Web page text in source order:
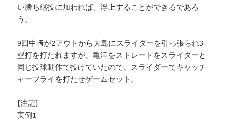
い勝ち継投に加われば、浮上することができるであろ
う。
9回中﨑が2アウトから大島にスライダーを引っ張られ3
塁打を打たれますが、亀澤をストレートをスライダーと
同じ投球動作で投げていたので、スライダーでキャッチ
ャーフライを打たせゲームセット。
[注記]
実例1